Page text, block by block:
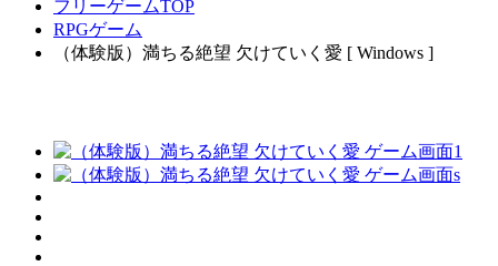
フリーゲームTOP
RPGゲーム
（体験版）満ちる絶望 欠けていく愛 [ Windows ]